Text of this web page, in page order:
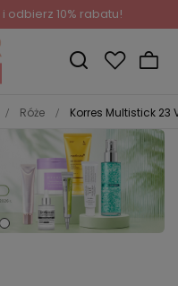
i odbierz 10% rabatu!
Róże Korres Multistick 23